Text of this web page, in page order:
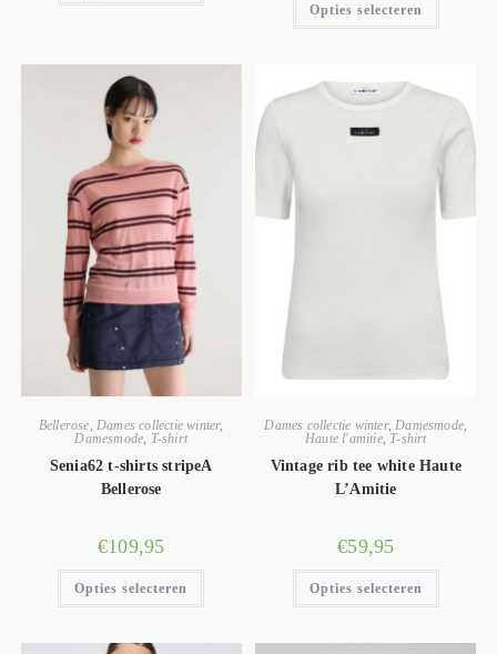
Opties selecteren
Bellerose Dames collectie winter,
Damesmode T-shirt
Senia62 t-shirts stripeA
Bellerose
€109,95
Opties selecteren
Dames collectie winter, Damesmode
Haute l'amitie, T-shirt
Vintage rib tee white Haute
L’Amitie
€59,95
Opties selecteren